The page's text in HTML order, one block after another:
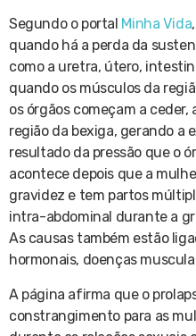
Segundo o portal Minha Vida
quando há a perda da
como a uretra, útero,
quando os músculos da
os órgãos começam a
região da bexiga, gerando a
resultado da pressão que o
acontece depois que a
gravidez e tem partos
intra-abdominal durante a
As causas também estão
hormonais, doenças
A página afirma que o
constrangimento para as